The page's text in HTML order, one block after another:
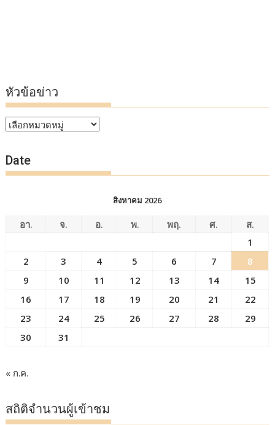
หัวข้อข่าว
หัวข้อ
Date
สิงหาคม 2026
อา. จ. อ. พ. พฤ. ศ.
ส.
1
2
3 4 5 6 7
8
9
10 11 12 13 14
15
16
17 18 19 20 21
22
23
24 25 26 27 28
29
30
31
« ก.ค.
สถิติจำนวนผู้เข้าชม